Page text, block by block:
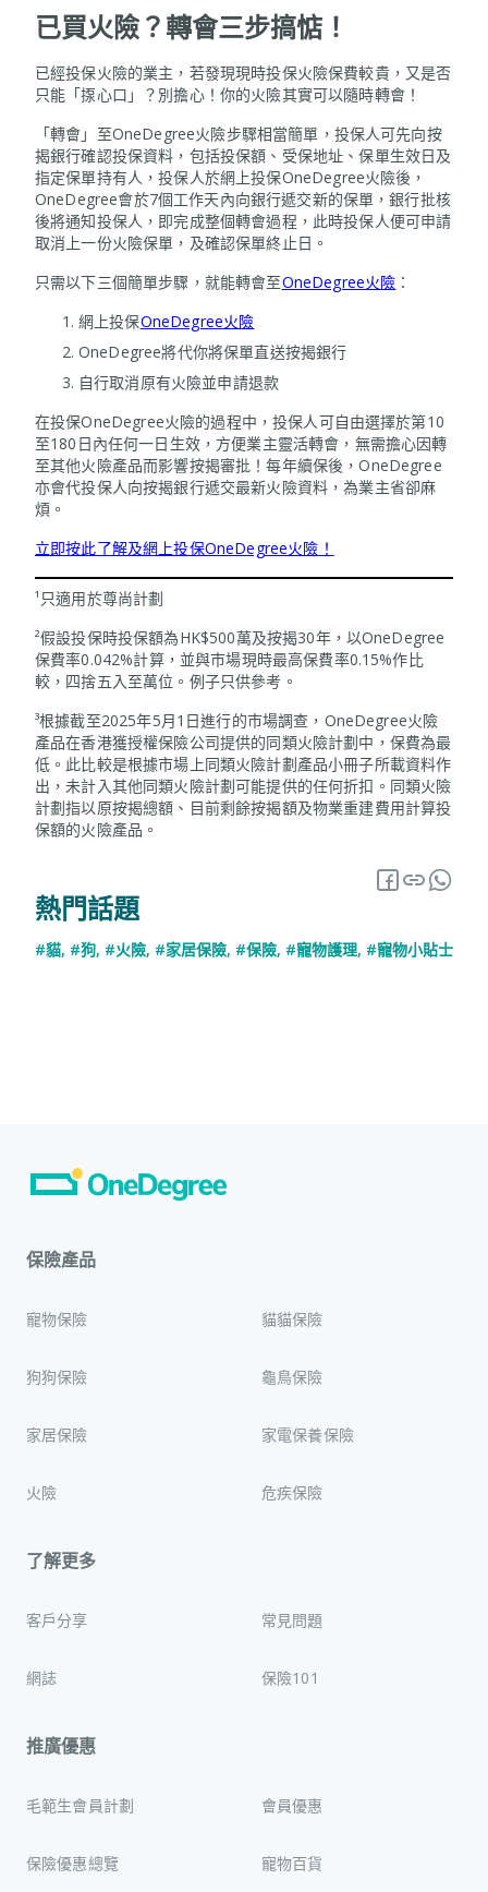
已買火險？轉會三步搞惦！
已經投保火險的業主，若發現現時投保火險保費較貴，又是否
只能「揼心口」？別擔心！你的火險其實可以隨時轉會！
「轉會」至OneDegree火險步驟相當簡單，投保人可先向按
揭銀行確認投保資料，包括投保額、受保地址、保單生效日及
指定保單持有人，投保人於網上投保OneDegree火險後，
OneDegree會於7個工作天內向銀行遞交新的保單，銀行批核
後將通知投保人，即完成整個轉會過程，此時投保人便可申請
取消上一份火險保單，及確認保單終止日。
只需以下三個簡單步驟，就能轉會至OneDegree火險 ：
網上投保OneDegree火險
OneDegree將代你將保單直送按揭銀行
自行取消原有火險並申請退款
在投保OneDegree火險的過程中，投保人可自由選擇於第10
至180日內任何一日生效，方便業主靈活轉會，無需擔心因轉
至其他火險產品而影響按揭審批！每年續保後，OneDegree
亦會代投保人向按揭銀行遞交最新火險資料，為業主省卻麻
煩。
立即按此了解及網上投保OneDegree火險！
¹只適用於尊尚計劃
²假設投保時投保額為HK$500萬及按揭30年，以OneDegree
保費率0.042%計算，並與巿場現時最高保費率0.15%作比
較，四捨五入至萬位。例子只供參考。
³根據截至2025年5月1日進行的市場調查，OneDegree火險
產品在香港獲授權保險公司提供的同類火險計劃中，保費為最
低。此比較是根據市場上同類火險計劃產品小冊子所載資料作
出，未計入其他同類火險計劃可能提供的任何折扣。同類火險
計劃指以原按揭總額、目前剩餘按揭額及物業重建費用計算投
保額的火險產品。
熱門話題
#貓, #狗, #火險, #家居保險, #保險, #寵物護理, #寵物小貼士
保險產品
寵物保險 貓貓保險
狗狗保險 龜鳥保險
家居保險 家電保養保險
火險 危疾保險
了解更多
客戶分享 常見問題
網誌 保險101
推廣優惠
毛範生會員計劃 會員優惠
保險優惠總覽 寵物百貨